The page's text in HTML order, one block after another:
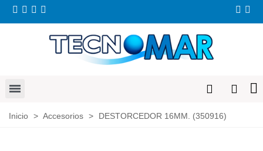
Inicio > Accesorios > DESTORCEDOR 16MM. (350916)